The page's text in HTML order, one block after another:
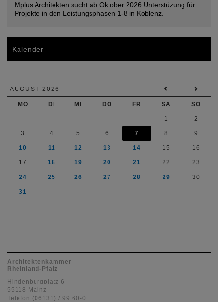
Mplus Architekten sucht ab Oktober 2026 Unterstüzung für
Projekte in den Leistungsphasen 1-8 in Koblenz.
Kalender
AUGUST 2026
MO DI MI DO FR SA SO
1 2
3 4 5 6 7 8 9
10 11 12 13 14 15 16
17 18 19 20 21 22 23
24 25 26 27 28 29 30
31
Architektenkammer
Rheinland-Pfalz
Hindenburgplatz 6
55118 Mainz
Telefon (06131) / 99 60-0